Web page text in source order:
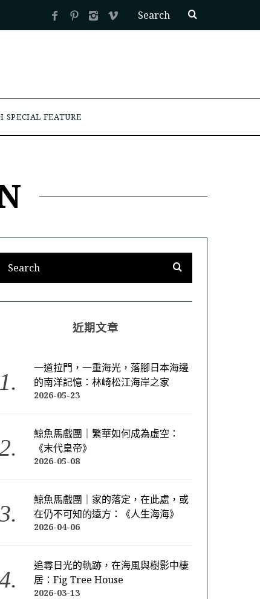
SPECIAL FEATURE
近期文章
一道拉門，一重海光，落腳日本海邊
的南洋記憶：林崎松江海岸之家
2026-05-23
鯨魚馬戲團｜繁華如何成為虛空：
《末代皇帝》
2026-05-08
鯨魚馬戲團｜家的落定，在此處，或
在仍不可知的遠方：《人生海海》
2026-04-06
追尋日光的軌跡，在海風與樹影中棲
居：Fig Tree House
2026-03-13